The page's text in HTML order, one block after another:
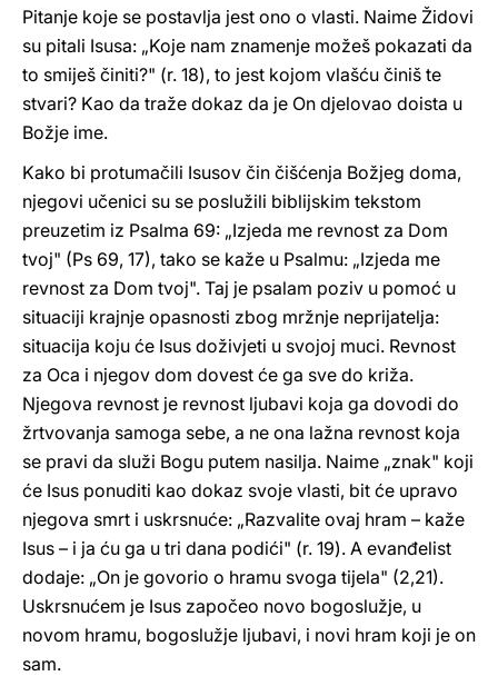
Pitanje koje se postavlja jest ono o vlasti. Naime Židovi
su pitali Isusa: „Koje nam znamenje možeš pokazati da
to smiješ činiti?" (r. 18), to jest kojom vlašću činiš te
stvari? Kao da traže dokaz da je On djelovao doista u
Božje ime.
Kako bi protumačili Isusov čin čišćenja Božjeg doma,
njegovi učenici su se poslužili biblijskim tekstom
preuzetim iz Psalma 69: „Izjeda me revnost za Dom
tvoj" (Ps 69, 17), tako se kaže u Psalmu: „Izjeda me
revnost za Dom tvoj". Taj je psalam poziv u pomoć u
situaciji krajnje opasnosti zbog mržnje neprijatelja:
situacija koju će Isus doživjeti u svojoj muci. Revnost
za Oca i njegov dom dovest će ga sve do križa.
Njegova revnost je revnost ljubavi koja ga dovodi do
žrtvovanja samoga sebe, a ne ona lažna revnost koja
se pravi da služi Bogu putem nasilja. Naime „znak" koji
će Isus ponuditi kao dokaz svoje vlasti, bit će upravo
njegova smrt i uskrsnuće: „Razvalite ovaj hram – kaže
Isus – i ja ću ga u tri dana podići" (r. 19). A evanđelist
dodaje: „On je govorio o hramu svoga tijela" (2,21).
Uskrsnućem je Isus započeo novo bogoslužje, u
novom hramu, bogoslužje ljubavi, i novi hram koji je on
sam.